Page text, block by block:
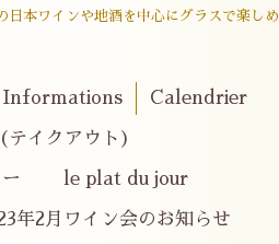
本ワインや地酒を中心にグラスで楽しめ
Informations Calendrier
イクアウト)
ュー le plat du jour
年2月ワイン会のお知らせ